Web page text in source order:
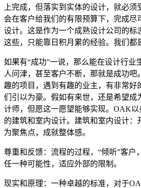
上完成，但落实到实体的设计，就必须
会在客户给我们的有限预算下，完成尽
设计。这是作为一个成熟设计公司的标
这些，只能靠日积月累的经验。我们都
如果有“成功”一说，那么能在设计行业
人问津，甚至客户不断，那就是成功吧
趣的项目，遇到有趣的业主，有非常好
们引以为豪。假如有来世，还是希望成
计师，但愿这一愿望能够实现。OAK
的建筑和室内设计。建筑和室内设计：
为聚焦点，成就整体感。
尊重和反馈：流程的过程，“倾听”客户
任一种可能性，适应外部的限制。
现实和原理：一种卓越的标准，对于